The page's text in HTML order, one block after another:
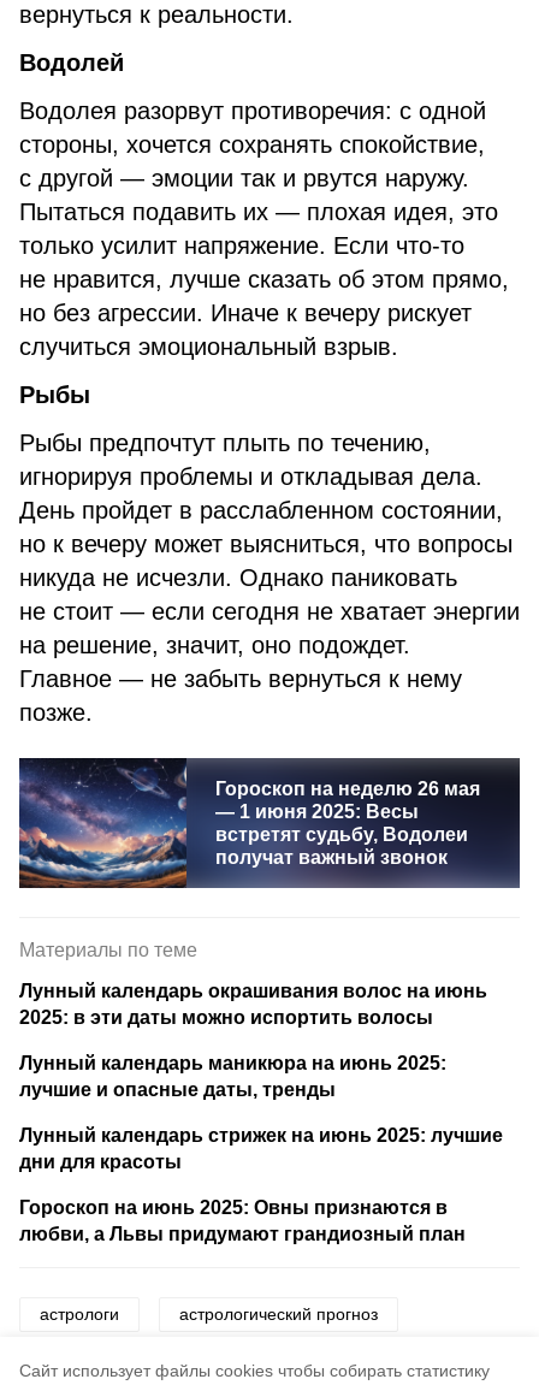
Cайт использует файлы cookies чтобы собирать статистику
вернуться к реальности.
Водолей
Водолея разорвут противоречия: с одной
стороны, хочется сохранять спокойствие,
с другой — эмоции так и рвутся наружу.
Пытаться подавить их — плохая идея, это
только усилит напряжение. Если что-то
не нравится, лучше сказать об этом прямо,
но без агрессии. Иначе к вечеру рискует
случиться эмоциональный взрыв.
Рыбы
Рыбы предпочтут плыть по течению,
игнорируя проблемы и откладывая дела.
День пройдет в расслабленном состоянии,
но к вечеру может выясниться, что вопросы
никуда не исчезли. Однако паниковать
не стоит — если сегодня не хватает энергии
на решение, значит, оно подождет.
Главное — не забыть вернуться к нему
позже.
Гороскоп на неделю 26 мая
— 1 июня 2025: Весы
встретят судьбу, Водолеи
получат важный звонок
Материалы по теме
Лунный календарь окрашивания волос на июнь
2025: в эти даты можно испортить волосы
Лунный календарь маникюра на июнь 2025:
лучшие и опасные даты, тренды
Лунный календарь стрижек на июнь 2025: лучшие
дни для красоты
Гороскоп на июнь 2025: Овны признаются в
любви, а Львы придумают грандиозный план
астрологи астрологический прогноз
гороскоп знаки зодиака звезды